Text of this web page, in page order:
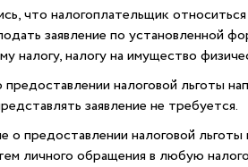
что налогоплательщик
заявление по
налогу, налогу на имущество
предоставлении налоговой льготы
заявление не требуется.
о предоставлении налоговой
личного обращения в любую